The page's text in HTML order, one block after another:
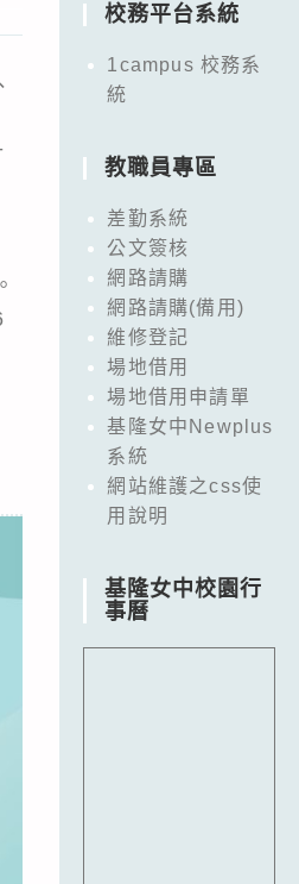
校務平台系統
1campus 校務系
統
教職員專區
差勤系統
公文簽核
網路請購
網路請購(備用)
維修登記
場地借用
場地借用申請單
基隆女中Newplus
系統
網站維護之css使
用說明
基隆女中校園行
事曆